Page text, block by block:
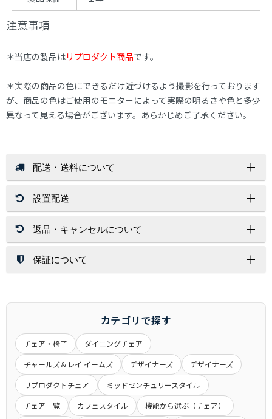
注意事項
＊当店の製品はリプロダクト商品です。
＊実際の商品の色にできるだけ近づけるよう撮影を行っております
が、商品の色はご使用のモニターによって実際の明るさや色と多少
異なって見える場合がございます。あらかじめご了承ください。
配送・送料について
送 料
店内商品送料無料（一部商品を除く）
北海道・沖縄・離島はその都度お見積りいたします。
ご注文金額に関係なく送料が必要な商品もございます。
玄関先までのお届けとなります。
アパート・マンションの場合は1Fまでとなる場合がございま
す。
大きな商品は安全のため、玄関先までお手伝いをお願いする場
合もございます。
ご注文前に搬入経路などお確かめ下さい。
商品によって発送元が異なる場合がございます。
設置配送
開梱設置サービスは、配送員１～２名が配達先にお伺いし家具
を設置する場所まで運び、開梱/設置/梱包材処分まで運送業者
が行います。
※お荷物の大きさによっては1名配達になります。
返品・キャンセルについて
返 品
お客様都合（サイズ/色味/木目/イメージ/肌触り/誤注文）での
交換時の返品（返送）は交換品の到着時に入れ替えを行います
ので、くれぐれもお客様からの返送はご遠慮下さい。
キャンセル
一定期間経過後はキャンセル料をいただく場合もございます。
商品発送後のキャンセルできませんのでご了承ください。
受注生産品につきましてはキャンセル不可とさせていただきま
す。
保証について
記載が無いものにつきましては、６ヶ月間となります。
メーカー商品に関しましては、メーカー保証・代理店保証があ
るものは、それらに準じます。
※当店の商品は一般家庭用として設計されています。
業務用として使用したことによる故障および損傷は保証の対象
外となります。
交 換
カテゴリで探す
チェア・椅子
ダイニングチェア
チャールズ＆レイ イームズ
デザイナーズ
デザイナーズ
リプロダクトチェア
ミッドセンチュリースタイル
チェア一覧
カフェスタイル
機能から選ぶ（チェア）